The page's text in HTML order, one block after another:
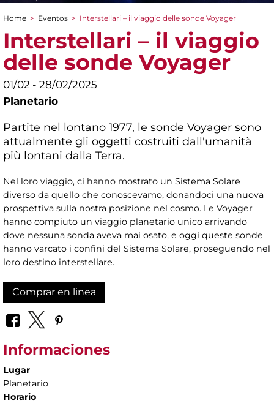
You are here
Home > Eventos > Interstellari – il viaggio delle sonde Voyager
Interstellari – il viaggio
delle sonde Voyager
01/02 - 28/02/2025
Planetario
Partite nel lontano 1977, le sonde Voyager sono
attualmente gli oggetti costruiti dall'umanità
più lontani dalla Terra.
Nel loro viaggio, ci hanno mostrato un Sistema Solare
diverso da quello che conoscevamo, donandoci una nuova
prospettiva sulla nostra posizione nel cosmo. Le Voyager
hanno compiuto un viaggio planetario unico arrivando
dove nessuna sonda aveva mai osato, e oggi queste sonde
hanno varcato i confini del Sistema Solare, proseguendo nel
loro destino interstellare.
Comprar en linea
Informaciones
Lugar
Planetario
Horario